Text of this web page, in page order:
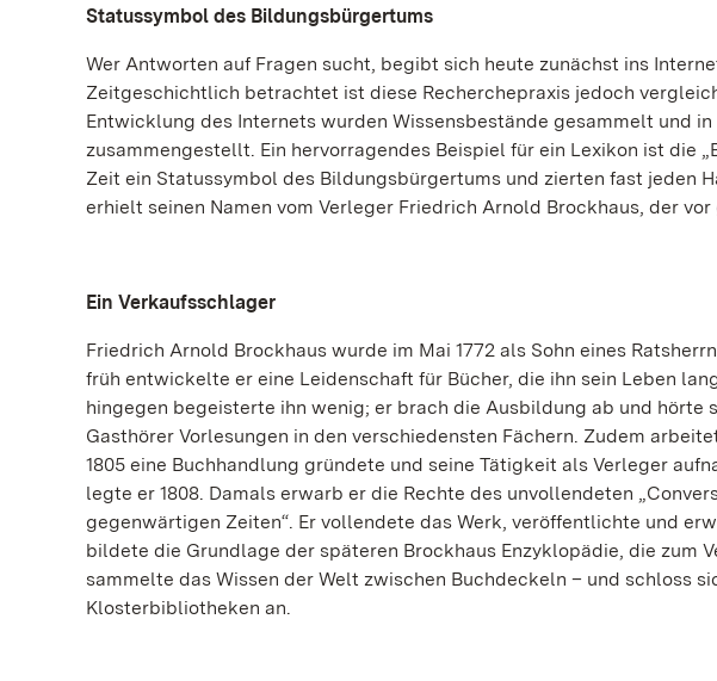
Statussymbol des Bildungsbürgertums
Wer Antworten auf Fragen sucht, begibt sich heute zunächst ins
Zeitgeschichtlich betrachtet ist diese Recherchepraxis jedoch
Entwicklung des Internets wurden Wissensbestände gesammelt und
zusammengestellt. Ein hervorragendes Beispiel für ein Lexikon ist die
Zeit ein Statussymbol des Bildungsbürgertums und zierten fast jeden
erhielt seinen Namen vom Verleger Friedrich Arnold Brockhaus, der
Ein Verkaufsschlager
Friedrich Arnold Brockhaus wurde im Mai 1772 als Sohn eines
früh entwickelte er eine Leidenschaft für Bücher, die ihn sein Leben
hingegen begeisterte ihn wenig; er brach die Ausbildung ab und hörte
Gasthörer Vorlesungen in den verschiedensten Fächern. Zudem
1805 eine Buchhandlung gründete und seine Tätigkeit als Verleger
legte er 1808. Damals erwarb er die Rechte des unvollendeten
gegenwärtigen Zeiten“. Er vollendete das Werk, veröffentlichte und
bildete die Grundlage der späteren Brockhaus Enzyklopädie, die zum
sammelte das Wissen der Welt zwischen Buchdeckeln – und schloss
Klosterbibliotheken an.